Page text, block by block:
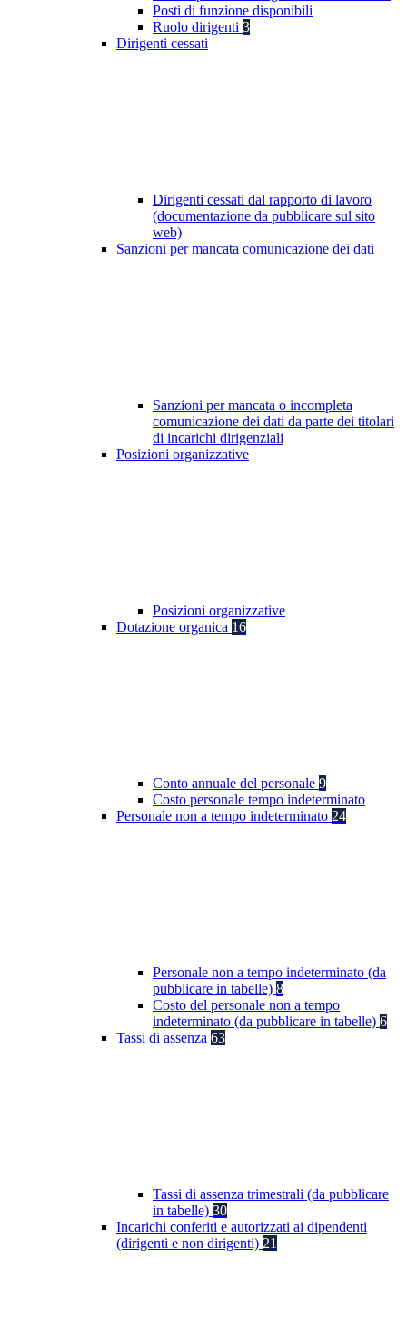
Posti di funzione disponibili
Ruolo dirigenti 3
Dirigenti cessati
Dirigenti cessati dal rapporto di lavoro
(documentazione da pubblicare sul sito
web)
Sanzioni per mancata comunicazione dei dati
Sanzioni per mancata o incompleta
comunicazione dei dati da parte dei titolari
di incarichi dirigenziali
Posizioni organizzative
Posizioni organizzative
Dotazione organica 16
Conto annuale del personale 9
Costo personale tempo indeterminato
Personale non a tempo indeterminato 24
Personale non a tempo indeterminato (da
pubblicare in tabelle) 8
Costo del personale non a tempo
indeterminato (da pubblicare in tabelle) 6
Tassi di assenza 63
Tassi di assenza trimestrali (da pubblicare
in tabelle) 30
Incarichi conferiti e autorizzati ai dipendenti
(dirigenti e non dirigenti) 21